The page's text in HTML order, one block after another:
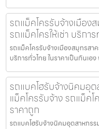
รถแม็คโครรับจ้างเมือง
รถแม็คโครให้เช่า บริก
รถแม็คโครรับจ้างเมืองสมุทรสา
บริการทั่วไทย ในราคาเป็นกันเ
รถแบคโฮรับจ้างนิคมอุ
แม็คโครรับจ้าง รถแม็ค
ราคาถูก
รถแบคโฮรับจ้างนิคมอุตสาหกรร